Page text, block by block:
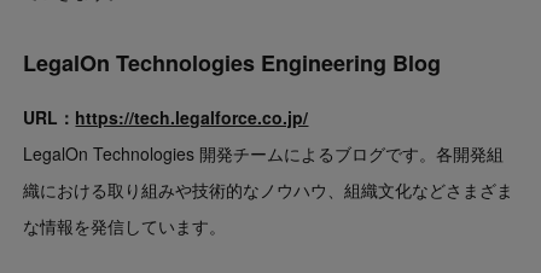
LegalOn Technologies Engineering Blog
URL： https://tech.legalforce.co.jp/
LegalOn Technologies 開発チームによるブログです。各開発組
織における取り組みや技術的なノウハウ、組織文化などさまざま
な情報を発信しています。